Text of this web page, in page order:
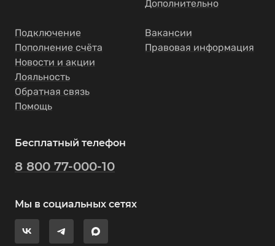
Дополнительно
Подключение
Пополнение счёта
Новости и акции
Лояльность
Обратная связь
Помощь
Вакансии
Правовая информация
Бесплатный телефон
8 800 77-000-10
Мы в социальных сетях